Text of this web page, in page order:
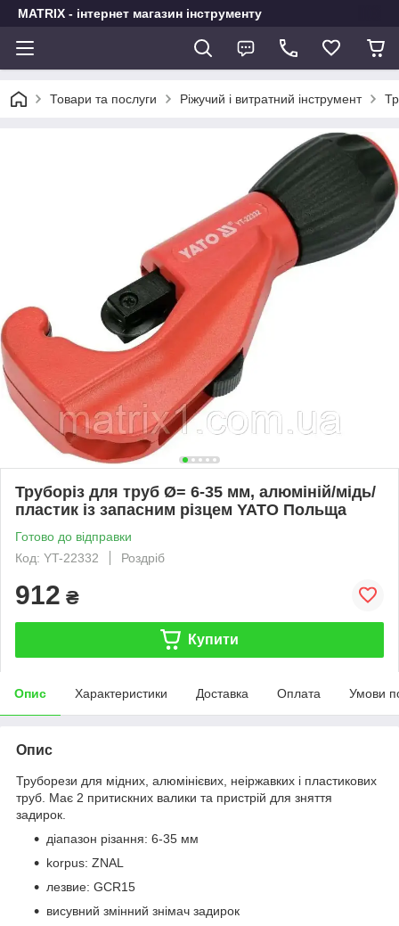
MATRIX - інтернет магазин інструменту
Товари та послуги Ріжучий і витратний інструмент
Труборіз для труб Ø= 6-35 мм, алюміній/мідь/
пластик із запасним різцем YATO Польща
Готово до відправки
Код: YT-22332
Роздріб
912 ₴
Купити
Опис Характеристики Доставка Оплата Умови
Опис
Труборези для мідних, алюмінієвих, неіржавких і пластикових
труб. Має 2 притискних валики та пристрій для зняття
задирок.
діапазон різання: 6-35 мм
korpus: ZNAL
лезвие: GCR15
висувний змінний знімач задирок